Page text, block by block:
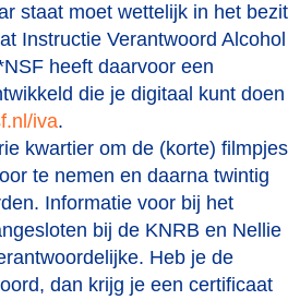
staat moet wettelijk in het bezit
Instructie Verantwoord Alcohol
heeft daarvoor een
die je digitaal kunt doen
iva.
kwartier om de (korte) filmpjes
te nemen en daarna twintig
Informatie voor bij het
bij de KNRB en Nellie
Heb je de
dan krijg je een certificaat